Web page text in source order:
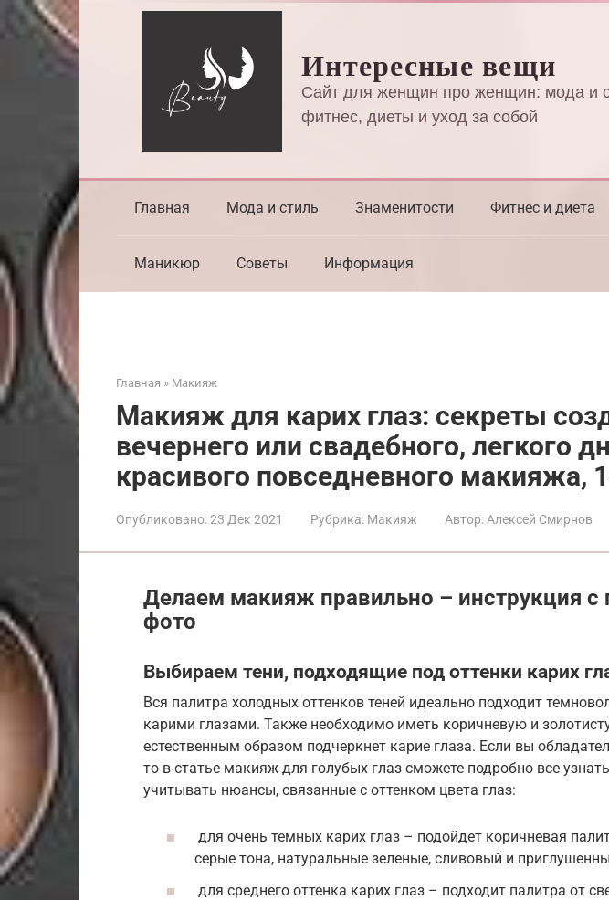
Перейти
к
контенту
Интересные вещи
Сайт для женщин про женщин: мода и
фитнес, диеты и уход за собой
Главная Мода и стиль Знаменитости Фитнес и диета
Маникюр Советы Информация
Главная » Макияж
Макияж для карих глаз: секреты
вечернего или свадебного, легкого
красивого повседневного макияжа,
Опубликовано:23 Дек 2021 Рубрика: Макияж Автор: Алексей Смирнов
Делаем макияж правильно – инструкция
фото
Выбираем тени, подходящие под оттенки карих
Вся палитра холодных оттенков теней идеально подходит
карими глазами. Также необходимо иметь коричневую и
естественным образом подчеркнет карие глаза. Если вы
то в статье макияж для голубых глаз сможете подробно все
учитывать нюансы, связанные с оттенком цвета глаз:
для очень темных карих глаз – подойдет коричневая
серые тона, натуральные зеленые, сливовый и
для среднего оттенка карих глаз – подходит палитра от